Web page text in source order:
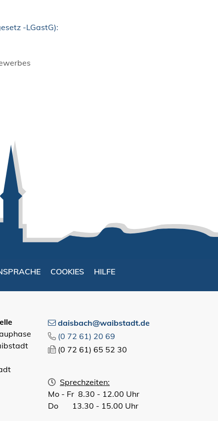
-LGastG):
COOKIES HILFE
daisbach@waibstadt.de
(0 72 61) 20 69
(0 72 61) 65 52 30
Sprechzeiten:
Mo - Fr 8.30 - 12.00 Uhr
Do 13.30 - 15.00 Uhr